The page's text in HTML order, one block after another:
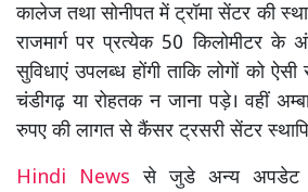
कालेज तथा सोनीपत में ट्रॉमा सेंटर की
राजमार्ग पर प्रत्येक 50 किलोमीटर के
सुविधाएं उपलब्ध होंगी ताकि लोगों को
चंडीगढ़ या रोहतक न जाना पड़े। वहीं
रुपए की लागत से कैंसर ट्रसरी सेंटर
Hindi Newsसे जुडे अन्य अपडेट